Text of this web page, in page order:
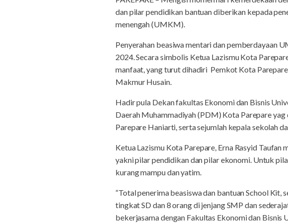
dan pilar pendidikan bantuan diberikan kepada
menengah (UMKM).
Penyerahan beasiwa mentari dan pemberdayaan
2024. Secara simbolis Ketua Lazismu Kota
manfaat, yang turut dihadiri Pemkot Kota
Makmur Husain.
Hadir pula Dekan fakultas Ekonomi dan Bisnis
Daerah Muhammadiyah (PDM) Kota Parepare
Parepare Haniarti, serta sejumlah kepala sekolah
Ketua Lazismu Kota Parepare, Erna Rasyid
yakni pilar pendidikan dan pilar ekonomi. Untuk
kurang mampu dan yatim.
“Total penerima beasiswa dan bantuan School
tingkat SD dan 8 orang di jenjang SMP dan
bekerjasama dengan Fakultas Ekonomi dan Bisnis